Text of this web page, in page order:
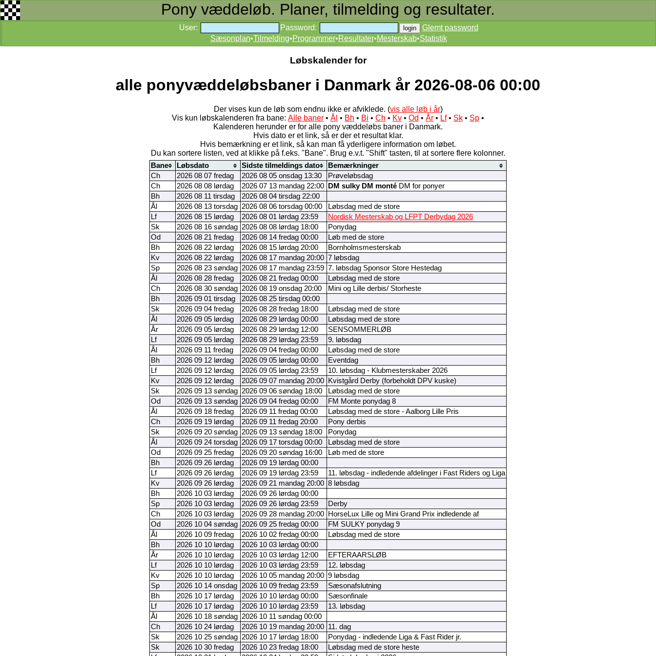
Pony væddeløb. Planer, tilmelding og resultater.
User: Password:
Glemt password
Sæsonplan•Tilmelding•Programmer•Resultater•Mesterskab•Statistik
Løbskalender for
alle ponyvæddeløbsbaner i Danmark år 2026-08-06 00:00
Der vises kun de løb som endnu ikke er afviklede. (vis alle løb i år)
Vis kun løbskalenderen fra bane: Alle baner • Ål • Bh • Bi • Ch • Kv • Od • År • Lf• Sk • Sp •
Kalenderen herunder er for alle pony væddeløbs baner i Danmark.
Hvis dato er et link, så er der et resultat klar.
Hvis bemærkning er et link, så kan man få yderligere information om løbet.
Du kan sortere listen, ved at klikke på f.eks. "Bane". Brug e.v.t. "Shift" tasten, til at sortere flere kolonner.
Bane Løbsdato Sidste tilmeldings dato
Bemærkninger
Ch
2026 08 07 fredag 2026 08 05 onsdag 13:30
Prøveløbsdag
Ch
2026 08 08 lørdag 2026 07 13 mandag 22:00 DM sulky DM monté DM for ponyer
Bh
2026 08 11 tirsdag
2026 08 04 tirsdag 22:00
Ål
2026 08 13 torsdag 2026 08 06 torsdag 00:00
Løbsdag med de store
Lf
2026 08 15 lørdag 2026 08 01 lørdag 23:59
Nordisk Mesterskab og LFPT Derbydag 2026
Sk
2026 08 16 søndag 2026 08 08 lørdag 18:00
Ponydag
Od
2026 08 21 fredag 2026 08 14 fredag 00:00
Løb med de store
Bh
2026 08 22 lørdag 2026 08 15 lørdag 20:00
Bornholmsmesterskab
Kv
2026 08 22 lørdag 2026 08 17 mandag 20:00 7 løbsdag
Sp
2026 08 23 søndag 2026 08 17 mandag 23:59 7. løbsdag Sponsor Store Hestedag
Ål
2026 08 28 fredag 2026 08 21 fredag 00:00
Løbsdag med de store
Ch
2026 08 30 søndag 2026 08 19 onsdag 20:00
Mini og Lille derbis/ Storheste
Bh
2026 09 01 tirsdag
2026 08 25 tirsdag 00:00
Sk
2026 09 04 fredag 2026 08 28 fredag 18:00
Løbsdag med de store
Ål
2026 09 05 lørdag 2026 08 29 lørdag 00:00
Løbsdag med de store
År
2026 09 05 lørdag 2026 08 29 lørdag 12:00
SENSOMMERLØB
Lf
2026 09 05 lørdag 2026 08 29 lørdag 23:59
9. løbsdag
Ål
2026 09 11 fredag 2026 09 04 fredag 00:00
Løbsdag med de store
Bh
2026 09 12 lørdag 2026 09 05 lørdag 00:00
Eventdag
Lf
2026 09 12 lørdag 2026 09 05 lørdag 23:59
10. løbsdag - Klubmesterskaber 2026
Kv
2026 09 12 lørdag 2026 09 07 mandag 20:00 Kvistgård Derby (forbeholdt DPV kuske)
Sk
2026 09 13 søndag 2026 09 06 søndag 18:00
Løbsdag med de store
Od
2026 09 13 søndag 2026 09 04 fredag 00:00
FM Monte ponydag 8
Ål
2026 09 18 fredag 2026 09 11 fredag 00:00
Løbsdag med de store - Aalborg Lille Pris
Ch
2026 09 19 lørdag 2026 09 11 fredag 20:00
Pony derbis
Sk
2026 09 20 søndag 2026 09 13 søndag 18:00
Ponydag
Ål
2026 09 24 torsdag 2026 09 17 torsdag 00:00
Løbsdag med de store
Od
2026 09 25 fredag 2026 09 20 søndag 16:00
Løb med de store
Bh
2026 09 26 lørdag
2026 09 19 lørdag 00:00
Lf
2026 09 26 lørdag 2026 09 19 lørdag 23:59
11. løbsdag - indledende afdelinger i Fast Riders og Liga
Kv
2026 09 26 lørdag 2026 09 21 mandag 20:00 8 løbsdag
Bh
2026 10 03 lørdag
2026 09 26 lørdag 00:00
Sp
2026 10 03 lørdag 2026 09 26 lørdag 23:59
Derby
Ch
2026 10 03 lørdag 2026 09 28 mandag 20:00 HorseLux Lille og Mini Grand Prix indledende af
Od
2026 10 04 søndag 2026 09 25 fredag 00:00
FM SULKY ponydag 9
Ål
2026 10 09 fredag 2026 10 02 fredag 00:00
Løbsdag med de store
Bh
2026 10 10 lørdag
2026 10 03 lørdag 00:00
År
2026 10 10 lørdag 2026 10 03 lørdag 12:00
EFTERAARSLØB
Lf
2026 10 10 lørdag 2026 10 03 lørdag 23:59
12. løbsdag
Kv
2026 10 10 lørdag 2026 10 05 mandag 20:00 9 løbsdag
Sp
2026 10 14 onsdag 2026 10 09 fredag 23:59
Sæsonafslutning
Bh
2026 10 17 lørdag 2026 10 10 lørdag 00:00
Sæsonfinale
Lf
2026 10 17 lørdag 2026 10 10 lørdag 23:59
13. løbsdag
Ål
2026 10 18 søndag 2026 10 11 søndag 00:00
Ch
2026 10 24 lørdag 2026 10 19 mandag 20:00 11. dag
Sk
2026 10 25 søndag 2026 10 17 lørdag 18:00
Ponydag - indledende Liga & Fast Rider jr.
Sk
2026 10 30 fredag 2026 10 23 fredag 18:00
Løbsdag med de store heste